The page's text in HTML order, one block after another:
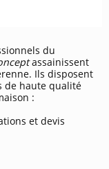
du
assainissent
Ils disposent
de haute qualité
:
et devis